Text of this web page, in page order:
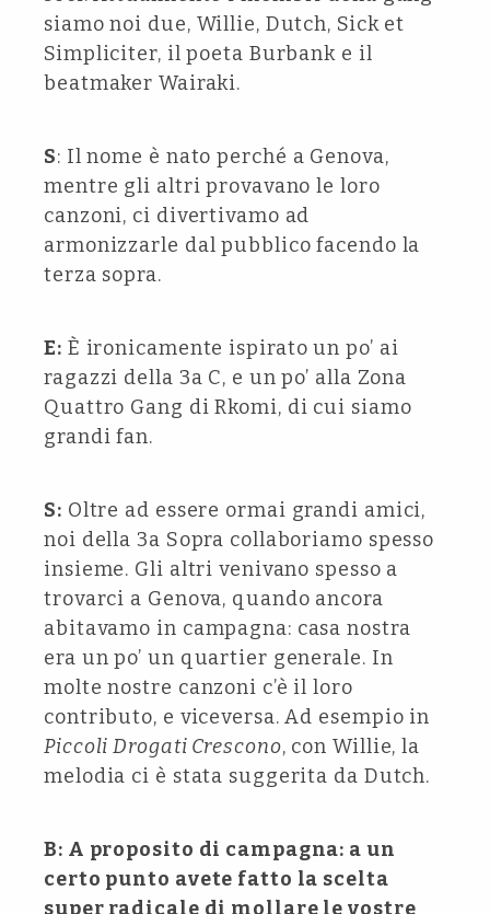
siamo noi due, Willie, Dutch, Sick et
Simpliciter, il poeta Burbank e il
beatmaker Wairaki.
S: Il nome è nato perché a Genova,
mentre gli altri provavano le loro
canzoni, ci divertivamo ad
armonizzarle dal pubblico facendo la
terza sopra.
E: È ironicamente ispirato un po’ ai
ragazzi della 3a C, e un po’ alla Zona
Quattro Gang di Rkomi, di cui siamo
grandi fan.
S: Oltre ad essere ormai grandi amici,
noi della 3a Sopra collaboriamo spesso
insieme. Gli altri venivano spesso a
trovarci a Genova, quando ancora
abitavamo in campagna: casa nostra
era un po’ un quartier generale. In
molte nostre canzoni c’è il loro
contributo, e viceversa. Ad esempio in
Piccoli Drogati Crescono, con Willie, la
melodia ci è stata suggerita da Dutch.
B: A proposito di campagna: a un
certo punto avete fatto la scelta
super radicale di mollare le vostre